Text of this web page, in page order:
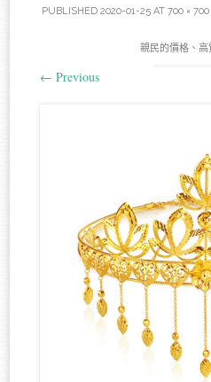
PUBLISHED 2020-01-25AT 700 × 700
親民的價格、高
← Previous